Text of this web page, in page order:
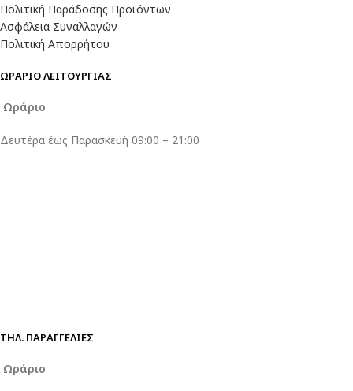
Πολιτική Παράδοσης Προϊόντων
Ασφάλεια Συναλλαγών
Πολιτική Απορρήτου
ΩΡΑΡΙΟ ΛΕΙΤΟΥΡΓΙΑΣ
Ωράριο
Δευτέρα έως Παρασκευή 09:00 – 21:00
ΤΗΛ. ΠΑΡΑΓΓΕΛΊΕΣ
Ωράριο